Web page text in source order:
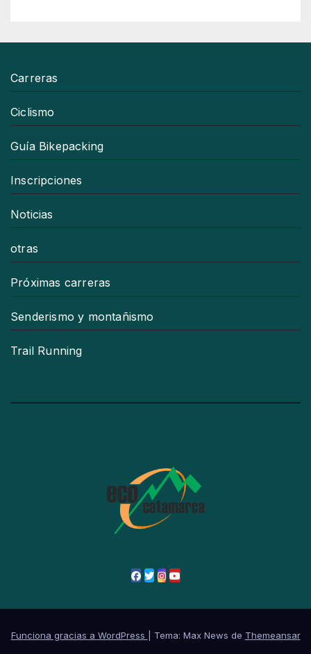
Carreras
Ciclismo
Guía Bikepacking
Inscripciones
Noticias
otras
Próximas carreras
Senderismo y montañismo
Trail Running
Funciona gracias a WordPress Tema: Max News de Themeansar